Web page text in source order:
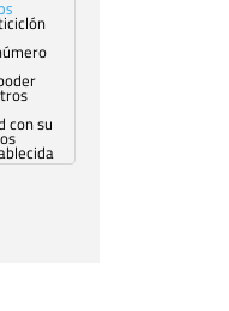
con su